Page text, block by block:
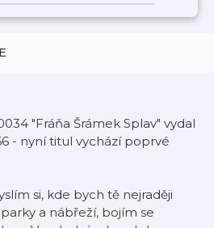
"Fráňa Šrámek Splav" vydal
- nyní titul vychází poprvé
si, kde bych tě nejraději
a nábřeží, bojím se